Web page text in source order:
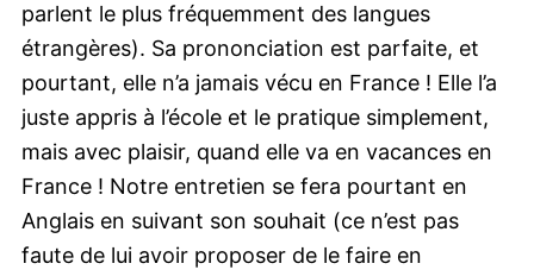
parlent le plus fréquemment des langues
étrangères). Sa prononciation est parfaite, et
pourtant, elle n’a jamais vécu en France ! Elle l’a
juste appris à l’école et le pratique simplement,
mais avec plaisir, quand elle va en vacances en
France ! Notre entretien se fera pourtant en
Anglais en suivant son souhait (ce n’est pas
faute de lui avoir proposer de le faire en